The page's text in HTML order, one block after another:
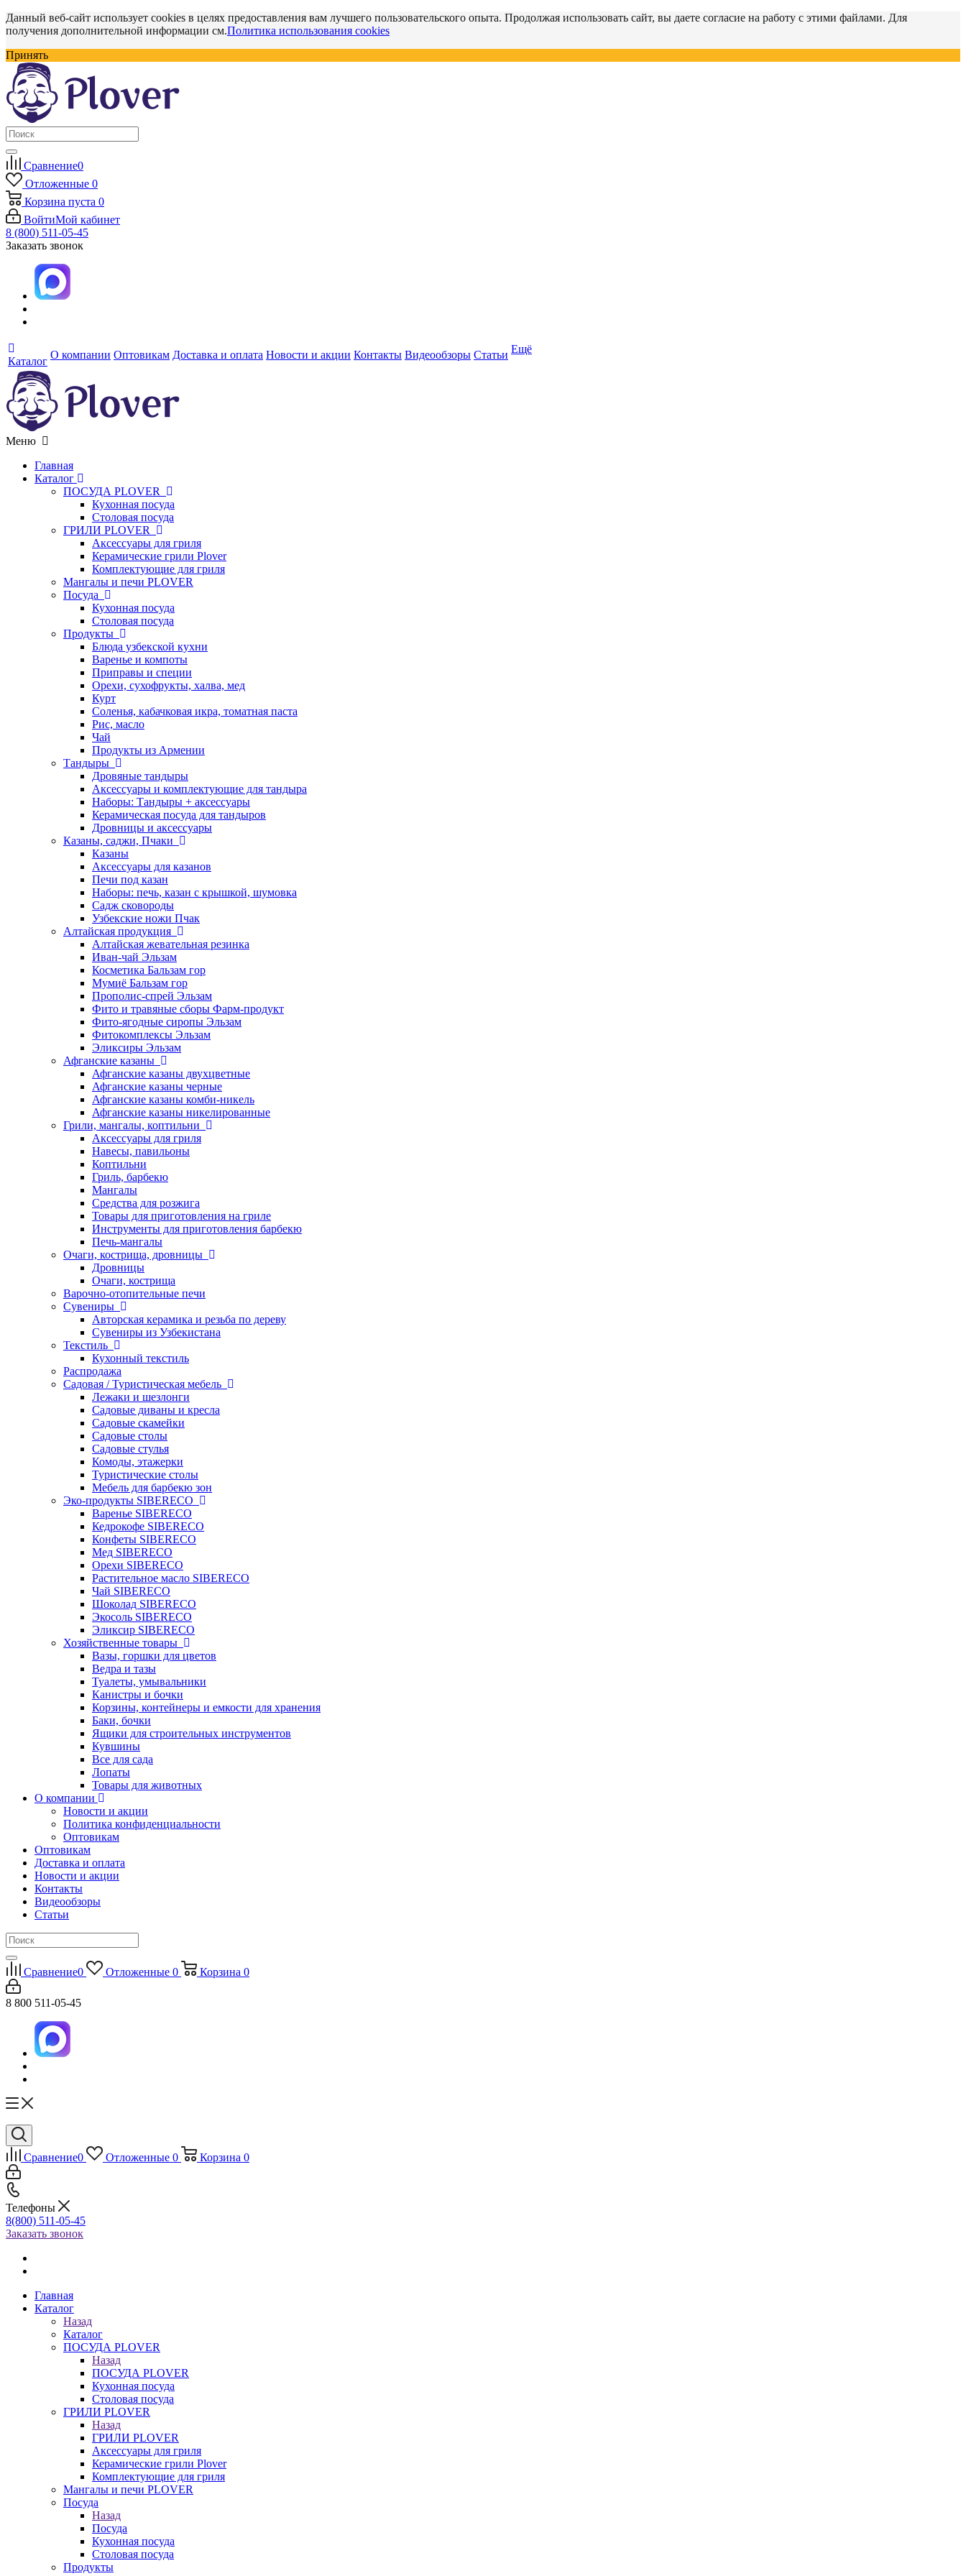
Данный веб-сайт использует cookies в целях предоставления вам лучшего пользовательского опыта. Продолжая использовать сайт, вы даете согласие на работу с этими файлами. Для
получения дополнительной информации см.Политика использования cookies
Принять
Сравнение0
Отложенные 0
Корзина пуста 0
ВойтиМой кабинет
8 (800) 511-05-45
Заказать звонок
Каталог
О компании Оптовикам Доставка и оплата Новости и акции Контакты Видеообзоры Статьи Ещё
Меню
Главная
Каталог
ПОСУДА PLOVER
Кухонная посуда
Столовая посуда
ГРИЛИ PLOVER
Аксессуары для гриля
Керамические грили Plover
Комплектующие для гриля
Мангалы и печи PLOVER
Посуда
Кухонная посуда
Столовая посуда
Продукты
Блюда узбекской кухни
Варенье и компоты
Приправы и специи
Орехи, сухофрукты, халва, мед
Курт
Соленья, кабачковая икра, томатная паста
Рис, масло
Чай
Продукты из Армении
Тандыры
Дровяные тандыры
Аксессуары и комплектующие для тандыра
Наборы: Тандыры + аксессуары
Керамическая посуда для тандыров
Дровницы и аксессуары
Казаны, саджи, Пчаки
Казаны
Аксессуары для казанов
Печи под казан
Наборы: печь, казан с крышкой, шумовка
Садж сковороды
Узбекские ножи Пчак
Алтайская продукция
Алтайская жевательная резинка
Иван-чай Эльзам
Косметика Бальзам гор
Мумиё Бальзам гор
Прополис-спрей Эльзам
Фито и травяные сборы Фарм-продукт
Фито-ягодные сиропы Эльзам
Фитокомплексы Эльзам
Эликсиры Эльзам
Афганские казаны
Афганские казаны двухцветные
Афганские казаны черные
Афганские казаны комби-никель
Афганские казаны никелированные
Грили, мангалы, коптильни
Аксессуары для гриля
Навесы, павильоны
Коптильни
Гриль, барбекю
Мангалы
Средства для розжига
Товары для приготовления на гриле
Инструменты для приготовления барбекю
Печь-мангалы
Очаги, кострища, дровницы
Дровницы
Очаги, кострища
Варочно-отопительные печи
Сувениры
Авторская керамика и резьба по дереву
Сувениры из Узбекистана
Текстиль
Кухонный текстиль
Распродажа
Садовая / Туристическая мебель
Лежаки и шезлонги
Садовые диваны и кресла
Садовые скамейки
Садовые столы
Садовые стулья
Комоды, этажерки
Туристические столы
Мебель для барбекю зон
Эко-продукты SIBERECO
Варенье SIBERECO
Кедрокофе SIBERECO
Конфеты SIBERECO
Мед SIBERECO
Орехи SIBERECO
Растительное масло SIBERECO
Чай SIBERECO
Шоколад SIBERECO
Экосоль SIBERECO
Эликсир SIBERECO
Хозяйственные товары
Вазы, горшки для цветов
Ведра и тазы
Туалеты, умывальники
Канистры и бочки
Корзины, контейнеры и емкости для хранения
Баки, бочки
Ящики для строительных инструментов
Кувшины
Все для сада
Лопаты
Товары для животных
О компании
Новости и акции
Политика конфиденциальности
Оптовикам
Оптовикам
Доставка и оплата
Новости и акции
Контакты
Видеообзоры
Статьи
Сравнение0 Отложенные 0 Корзина 0
8 800 511-05-45
Сравнение0 Отложенные 0 Корзина 0
Телефоны
8(800) 511-05-45
Заказать звонок
Главная
Каталог
Назад
Каталог
ПОСУДА PLOVER
Назад
ПОСУДА PLOVER
Кухонная посуда
Столовая посуда
ГРИЛИ PLOVER
Назад
ГРИЛИ PLOVER
Аксессуары для гриля
Керамические грили Plover
Комплектующие для гриля
Мангалы и печи PLOVER
Посуда
Назад
Посуда
Кухонная посуда
Столовая посуда
Продукты